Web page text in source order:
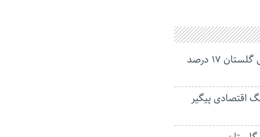
جانباختگان تصادفات درون‌شهری گلستان ۱۷ درصد
زنجانی با ۱۱ هلدینگ اقتصادی پیگیر